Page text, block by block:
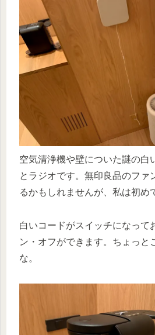
空気清浄機や壁についた謎の白
とラジオです。無印良品のファ
るかもしれませんが、私は初め
白いコードがスイッチになって
ン・オフができます。ちょっと
な。